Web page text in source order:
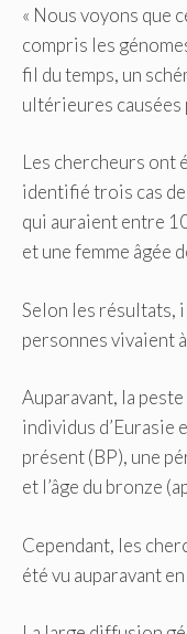
« Nous voyons que
compris les
fil du temps, un
ultérieures causées
Les chercheurs ont
identifié trois cas
qui auraient entre
et une femme âgée
Selon les résultats,
personnes vivaient
Auparavant, la
individus d’Eurasie
présent (BP), une
et l’âge du bronze
Cependant, les
été vu auparavant